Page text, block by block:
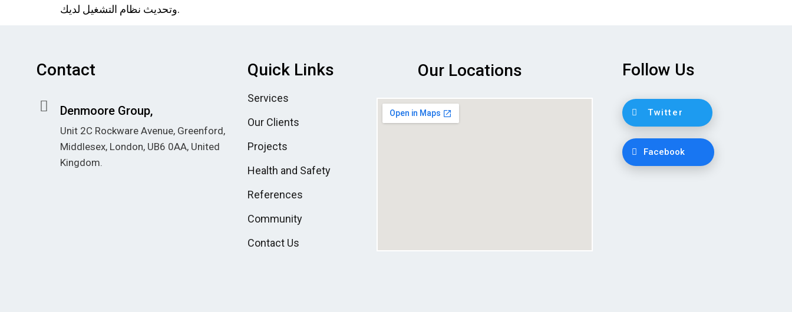
وتحديث نظام التشغيل لديك.
Contact
Denmoore Group,
Unit 2C Rockware Avenue, Greenford,
Middlesex, London, UB6 0AA, United
Kingdom.
Quick Links
Services
Our Clients
Projects
Health and Safety
References
Community
Contact Us
Our Locations Follow Us
Twitter
Facebook